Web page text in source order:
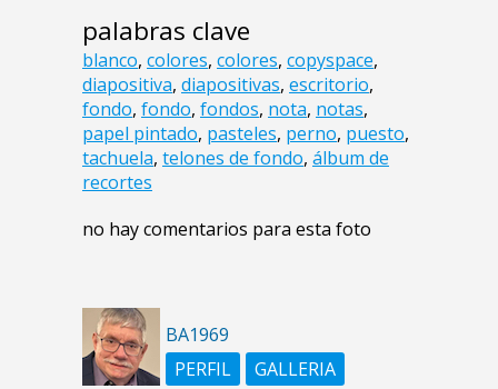
palabras clave
blanco, colores, colores, copyspace,
diapositiva, diapositivas, escritorio,
fondo, fondo, fondos, nota, notas,
papel pintado, pasteles, perno, puesto,
tachuela, telones de fondo, álbum de
recortes
no hay comentarios para esta foto
BA1969
PERFIL
GALLERIA